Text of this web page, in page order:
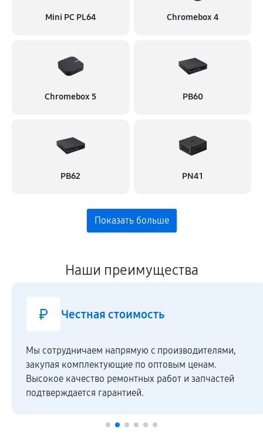
Mini PC PL64 Chromebox 4
Chromebox 5 PB60
PB62 PN41
Наши преимущества
Честная стоимость
Мы сотрудничаем напрямую c производителями,
закупая комплектующие по оптовым ценам.
Высокое качество ремонтных работ и запчастей
подтверждается гарантией.